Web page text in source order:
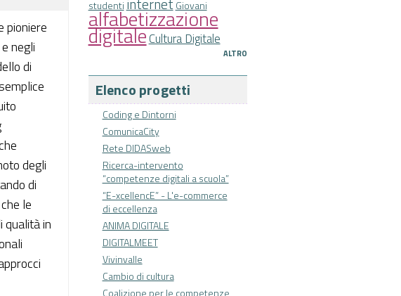
studenti Giovani
alfabetizzazione
digitaleCultura Digitale
ALTRO
Elenco progetti
Coding e Dintorni
ComunicaCity
Rete DIDASweb
Ricerca-intervento
“competenze digitali a scuola”
“E-xcellencE” - L'e-commerce
di eccellenza
ANIMA DIGITALE
DIGITALMEET
Vivinvalle
Cambio di cultura
Coalizione per le competenze
pioniere
negli
di
degli
di
le
qualità in